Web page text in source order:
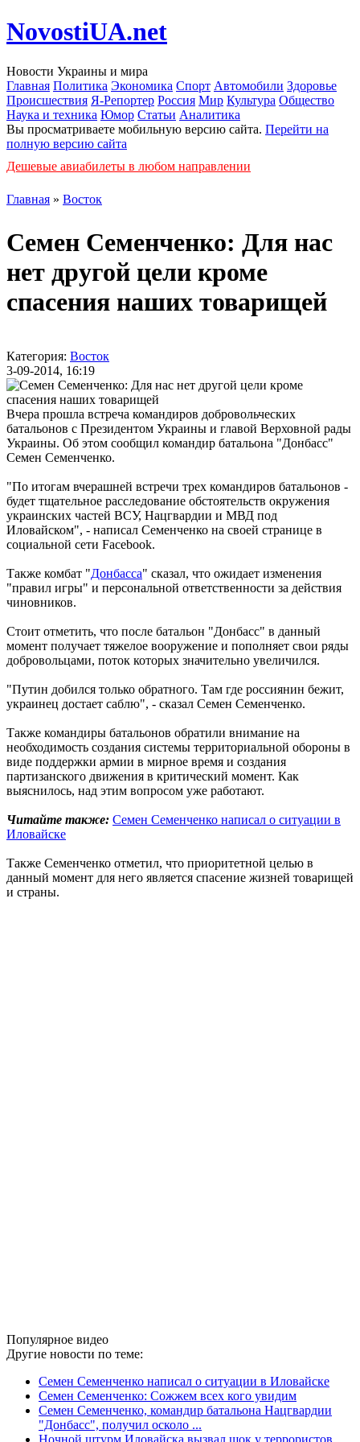
NovostiUA.net
Новости Украины и мира
Главная Политика Экономика Спорт Автомобили Здоровье
Происшествия Я-Репортер Россия Мир Культура Общество
Наука и техника Юмор Статьи Аналитика
Вы просматриваете мобильную версию сайта. Перейти на
полную версию сайта
Дешевые авиабилеты в любом направлении
Главная » Восток
Семен Семенченко: Для нас
нет другой цели кроме
спасения наших товарищей
Категория: Восток
3-09-2014, 16:19
Вчера прошла встреча командиров добровольческих
батальонов с Президентом Украины и главой Верховной рады
Украины. Об этом сообщил командир батальона "Донбасс"
Семен Семенченко.
"По итогам вчерашней встречи трех командиров батальонов -
будет тщательное расследование обстоятельств окружения
украинских частей ВСУ, Нацгвардии и МВД под
Иловайском", - написал Семенченко на своей странице в
социальной сети Facebook.
Также комбат "Донбасса" сказал, что ожидает изменения
"правил игры" и персональной ответственности за действия
чиновников.
Стоит отметить, что после батальон "Донбасс" в данный
момент получает тяжелое вооружение и пополняет свои ряды
добровольцами, поток которых значительно увеличился.
"Путин добился только обратного. Там где россиянин бежит,
украинец достает саблю", - сказал Семен Семенченко.
Также командиры батальонов обратили внимание на
необходимость создания системы территориальной обороны в
виде поддержки армии в мирное время и создания
партизанского движения в критический момент. Как
выяснилось, над этим вопросом уже работают.
Читайте также: Семен Семенченко написал о ситуации в
Иловайске
Также Семенченко отметил, что приоритетной целью в
данный момент для него является спасение жизней товарищей
и страны.
Популярное видео
Другие новости по теме:
Семен Семенченко написал о ситуации в Иловайске
Семен Семенченко: Сожжем всех кого увидим
Семен Семенченко, командир батальона Нацгвардии
"Донбасс", получил осколо ...
Ночной штурм Иловайска вызвал шок у террористов